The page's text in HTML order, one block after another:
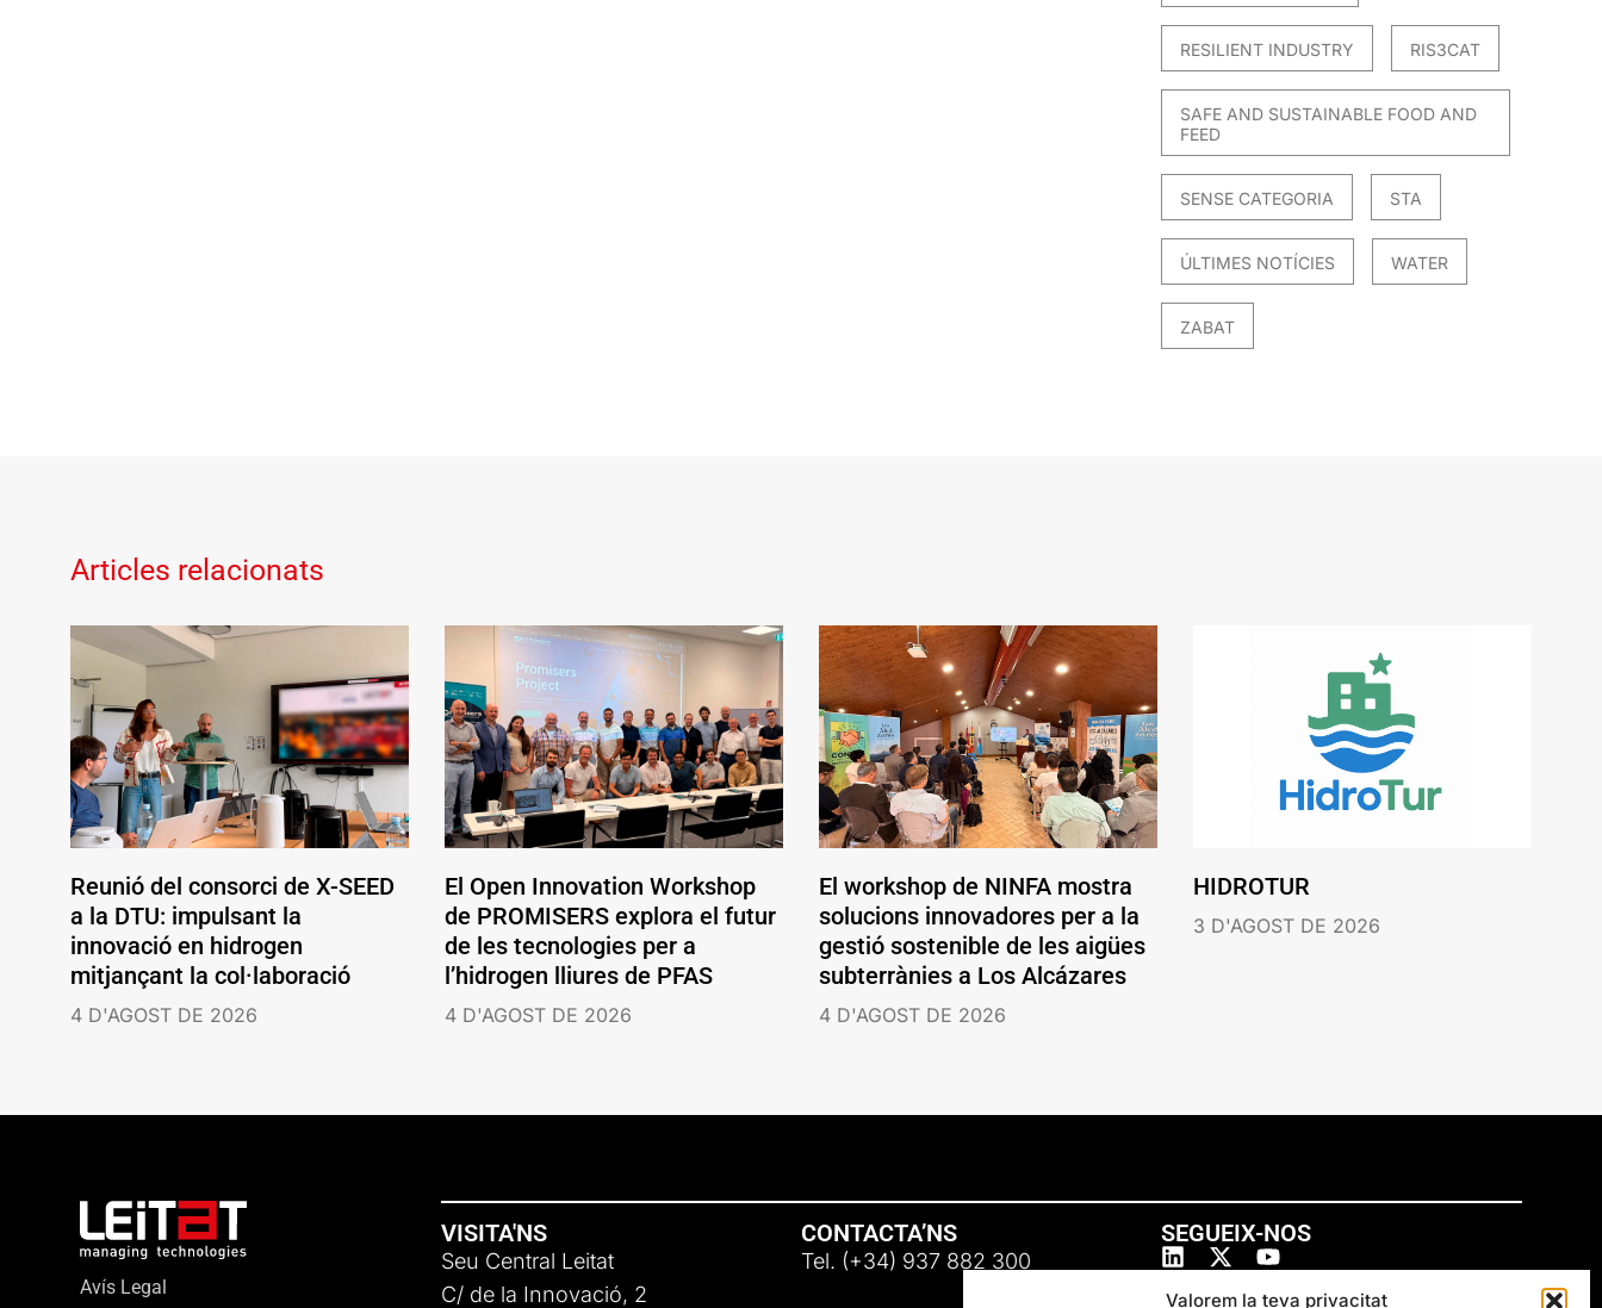
Valorem la teva privacitat
RESILIENT INDUSTRY RIS3CAT
SAFE AND SUSTAINABLE FOOD AND
FEED
SENSE CATEGORIA STA
ÚLTIMES NOTÍCIES WATER
ZABAT
Articles relacionats
Reunió del consorci de X-SEED
a la DTU: impulsant la
innovació en hidrogen
mitjançant la col·laboració
4 D'AGOST DE 2026
El Open Innovation Workshop
de PROMISERS explora el futur
de les tecnologies per a
l’hidrogen lliures de PFAS
4 D'AGOST DE 2026
El workshop de NINFA mostra
solucions innovadores per a la
gestió sostenible de les aigües
subterrànies a Los Alcázares
4 D'AGOST DE 2026
HIDROTUR
3 D'AGOST DE 2026
Avís Legal
VISITA'NS
Seu Central Leitat
C/ de la Innovació, 2
CONTACTA’NS
Tel. (+34) 937 882 300
SEGUEIX-NOS